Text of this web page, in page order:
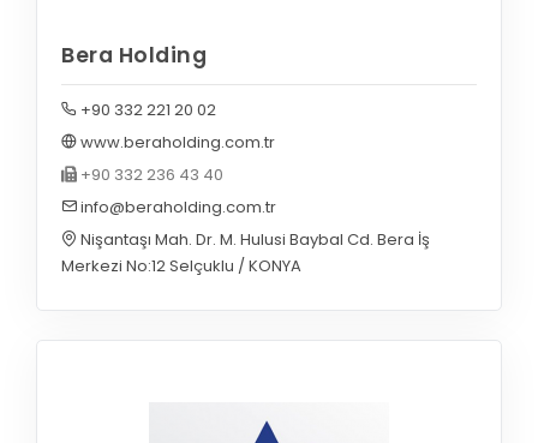
Bera Holding
+90 332 221 20 02
www.beraholding.com.tr
+90 332 236 43 40
info@beraholding.com.tr
Nişantaşı Mah. Dr. M. Hulusi Baybal Cd. Bera İş
Merkezi No:12 Selçuklu / KONYA